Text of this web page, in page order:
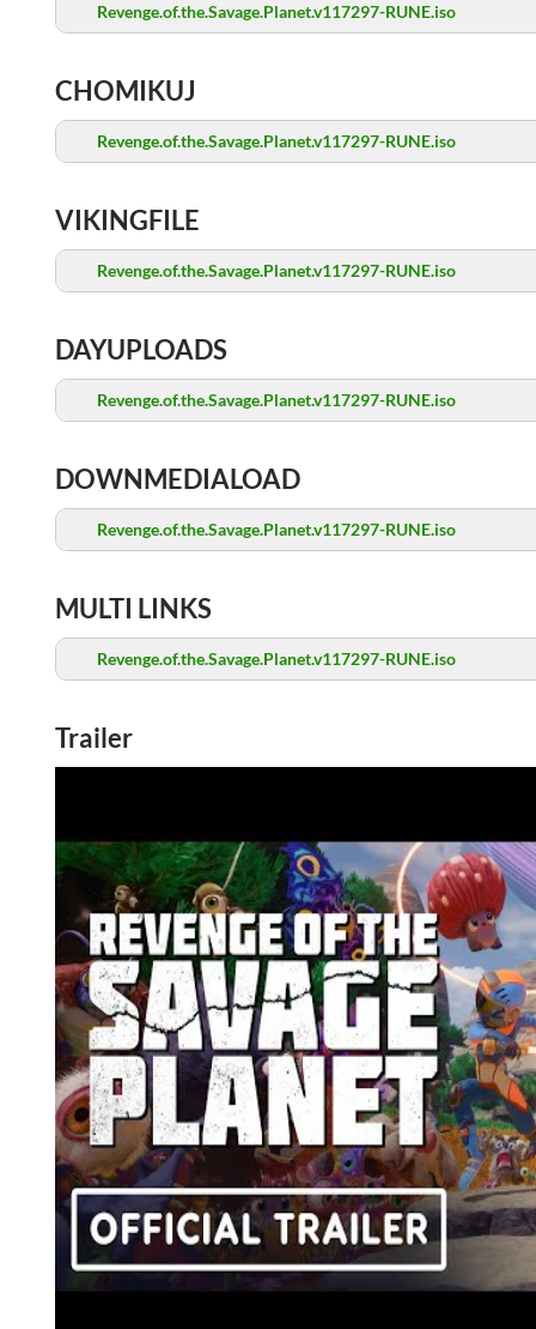
Revenge.of.the.Savage.Planet.v117297-RUNE.iso
CHOMIKUJ
Revenge.of.the.Savage.Planet.v117297-RUNE.iso
VIKINGFILE
Revenge.of.the.Savage.Planet.v117297-RUNE.iso
DAYUPLOADS
Revenge.of.the.Savage.Planet.v117297-RUNE.iso
DOWNMEDIALOAD
Revenge.of.the.Savage.Planet.v117297-RUNE.iso
MULTI LINKS
Revenge.of.the.Savage.Planet.v117297-RUNE.iso
Trailer